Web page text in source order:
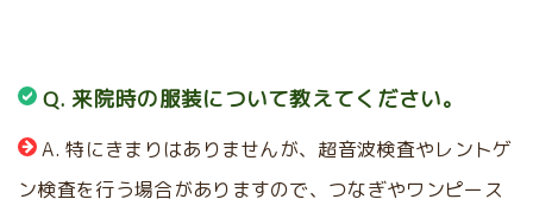
Q. 来院時の服装について教えてください。
A. 特にきまりはありませんが、超音波検査やレントゲ
ン検査を行う場合がありますので、つなぎやワンピース